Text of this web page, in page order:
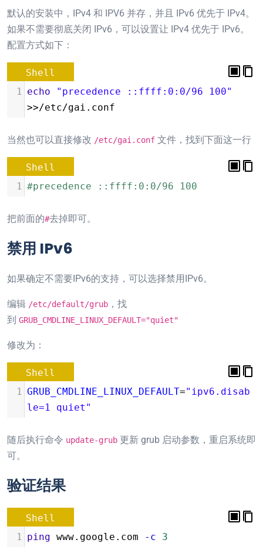
默认的安装中，IPv4 和 IPV6 并存，并且 IPv6 优先于 IPv4。
如果不需要彻底关闭 IPv6，可以设置让 IPv4 优先于 IPv6。
配置方式如下：
Shell
1 echo
"precedence ::ffff:0:0/96 100"
>>/etc/gai.conf
当然也可以直接修改 /etc/gai.conf 文件，找到下面这一行
Shell
1 #precedence ::ffff:0:0/96 100
把前面的#去掉即可。
禁用 IPv6
如果确定不需要IPv6的支持，可以选择禁用IPv6。
编辑 /etc/default/grub ，找
到 GRUB_CMDLINE_LINUX_DEFAULT="quiet"
修改为：
Shell
1 GRUB_CMDLINE_LINUX_DEFAULT="ipv6.disab
le=1 quiet"
随后执行命令 update-grub 更新 grub 启动参数，重启系统即
可。
验证结果
Shell
1 ping www.google.com -c 3